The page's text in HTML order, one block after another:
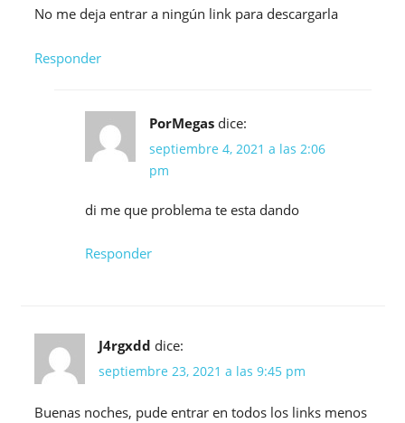
No me deja entrar a ningún link para descargarla
Responder
PorMegas dice:
septiembre 4, 2021 a las 2:06
pm
di me que problema te esta dando
Responder
J4rgxdd dice:
septiembre 23, 2021 a las 9:45 pm
Buenas noches, pude entrar en todos los links menos